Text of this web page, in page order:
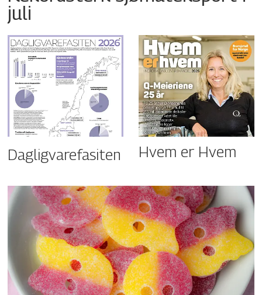
juli
Dagligvarefasiten Hvem er Hvem